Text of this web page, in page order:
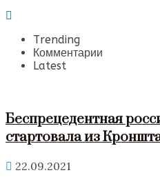
Trending
Комментарии
Latest
Беспрецедентная
стартовала из
22.09.2021